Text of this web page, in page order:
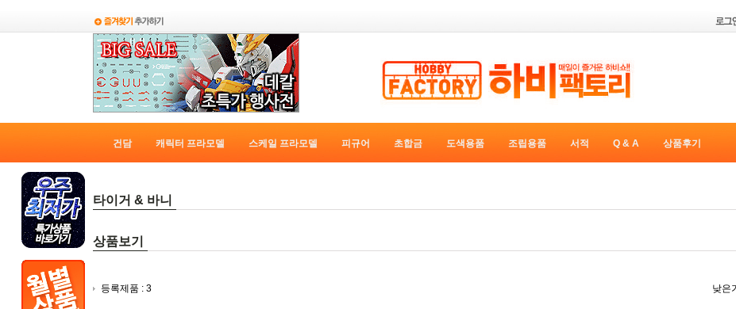
건담 캐릭터 프라모델 스케일 프라모델 피규어 초합금 도색용품 조립용품 서적 Q & A 상품후기
타이거 & 바니
상품보기
등록제품 : 3 낮은